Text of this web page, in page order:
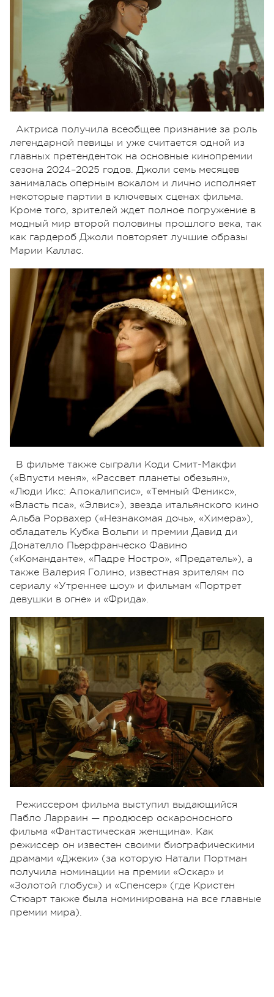
Актриса получила всеобщее признание за роль
легендарной певицы и уже считается одной из
главных претенденток на основные кинопремии
сезона 2024–2025 годов. Джоли семь месяцев
занималась оперным вокалом и лично исполняет
некоторые партии в ключевых сценах фильма.
Кроме того, зрителей ждет полное погружение в
модный мир второй половины прошлого века, так
как гардероб Джоли повторяет лучшие образы
Марии Каллас.
В фильме также сыграли Коди Смит-Макфи
(«Впусти меня», «Рассвет планеты обезьян»,
«Люди Икс: Апокалипсис», «Темный Феникс»,
«Власть пса», «Элвис»), звезда итальянского кино
Альба Рорвахер («Незнакомая дочь», «Химера»),
обладатель Кубка Вольпи и премии Давид ди
Донателло Пьерфранческо Фавино
(«Команданте», «Падре Ностро», «Предатель»), а
также Валерия Голино, известная зрителям по
сериалу «Утреннее шоу» и фильмам «Портрет
девушки в огне» и «Фрида».
Режиссером фильма выступил выдающийся
Пабло Ларраин — продюсер оскароносного
фильма «Фантастическая женщина». Как
режиссер он известен своими биографическими
драмами «Джеки» (за которую Натали Портман
получила номинации на премии «Оскар» и
«Золотой глобус») и «Спенсер» (где Кристен
Стюарт также была номинирована на все главные
премии мира).